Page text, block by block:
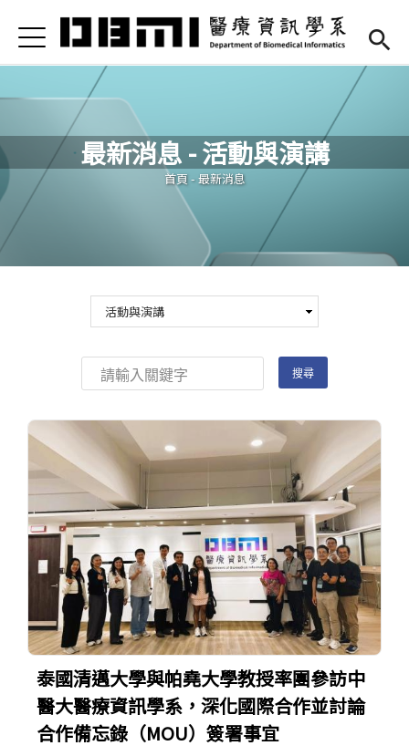
首頁
Open submenu (高中專區)
高中專區
最新消息
Open submenu (學系簡介)
學系簡介
Open submenu (本系成員)
本系成員
Open submenu (課程資訊)
Open submenu (重要連結)
重要連結
(link is external)
Jump to Navigation
Jump to Main content
最新消息 - 活動與演講
您在這裡
首頁-最新消息
泰國清邁大學與帕堯大學教授率團參訪中
醫大醫療資訊學系，深化國際合作並討論
合作備忘錄（MOU）簽署事宜